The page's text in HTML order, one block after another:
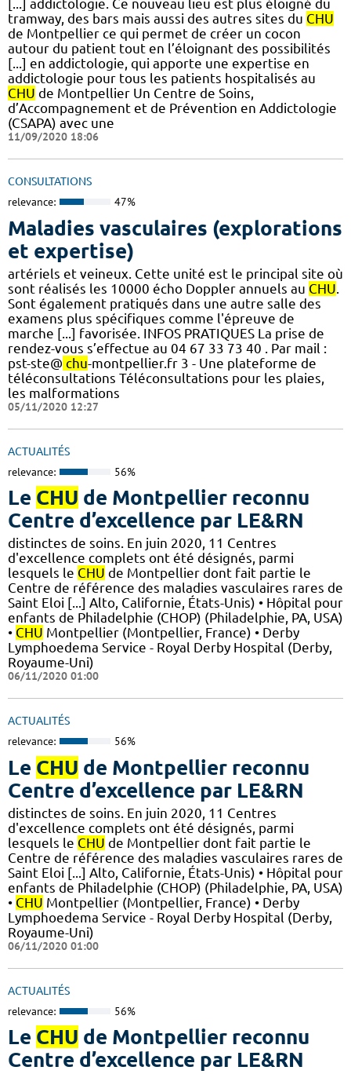
[...] addictologie. Ce nouveau lieu est plus éloigné du
tramway, des bars mais aussi des autres sites du CHU
de Montpellier ce qui permet de créer un cocon
autour du patient tout en l’éloignant des possibilités
[...] en addictologie, qui apporte une expertise en
addictologie pour tous les patients hospitalisés au
CHU de Montpellier Un Centre de Soins,
d’Accompagnement et de Prévention en Addictologie
(CSAPA) avec une
11/09/2020 18:06
CONSULTATIONS
relevance: 47%
Maladies vasculaires (explorations
et expertise)
artériels et veineux. Cette unité est le principal site où
sont réalisés les 10000 écho Doppler annuels au CHU.
Sont également pratiqués dans une autre salle des
examens plus spécifiques comme l'épreuve de
marche [...] favorisée. INFOS PRATIQUES La prise de
rendez-vous s’effectue au 04 67 33 73 40 . Par mail :
pst-ste@ chu-montpellier.fr 3 - Une plateforme de
téléconsultations Téléconsultations pour les plaies,
les malformations
05/11/2020 12:27
ACTUALITÉS
relevance: 56%
Le CHU de Montpellier reconnu
Centre d’excellence par LE&RN
distinctes de soins. En juin 2020, 11 Centres
d'excellence complets ont été désignés, parmi
lesquels le CHU de Montpellier dont fait partie le
Centre de référence des maladies vasculaires rares de
Saint Eloi [...] Alto, Californie, États-Unis) • Hôpital pour
enfants de Philadelphie (CHOP) (Philadelphie, PA, USA)
• CHU Montpellier (Montpellier, France) • Derby
Lymphoedema Service - Royal Derby Hospital (Derby,
Royaume-Uni)
06/11/2020 01:00
ACTUALITÉS
relevance: 56%
Le CHU de Montpellier reconnu
Centre d’excellence par LE&RN
distinctes de soins. En juin 2020, 11 Centres
d'excellence complets ont été désignés, parmi
lesquels le CHU de Montpellier dont fait partie le
Centre de référence des maladies vasculaires rares de
Saint Eloi [...] Alto, Californie, États-Unis) • Hôpital pour
enfants de Philadelphie (CHOP) (Philadelphie, PA, USA)
• CHU Montpellier (Montpellier, France) • Derby
Lymphoedema Service - Royal Derby Hospital (Derby,
Royaume-Uni)
06/11/2020 01:00
ACTUALITÉS
relevance: 56%
Le CHU de Montpellier reconnu
Centre d’excellence par LE&RN